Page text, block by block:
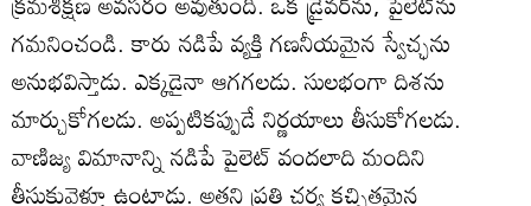
గమనించండి. కారు నడిపే వ్యక్తి గణనీయమైన స్వేచ్ఛను
అనుభవిస్తాడు. ఎక్కడైనా ఆగగలడు. సులభంగా దిశను
మార్చుకోగలడు. అప్పటికప్పుడే నిర్ణయాలు తీసుకోగలడు.
వాణిజ్య విమానాన్ని నడిపే పైలెట్‌ వందలాది మందిని
తీసుకువెళ్తూ ఉంటాడు. అతని ప్రతి చర్య కచ్చితమైన